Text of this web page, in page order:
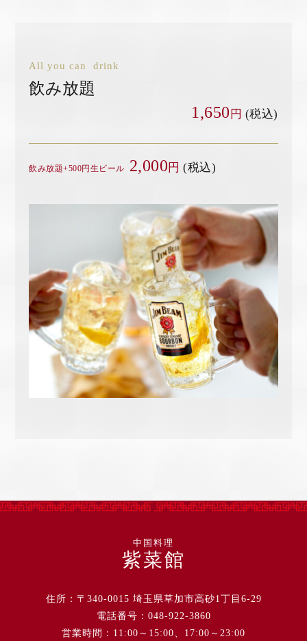
All you can drink
飲み放題
1,650 円 (税込)
飲み放題+500円生ビール 2,000 円 (税込)
中国料理
紫菜館
住所：〒340-0015 埼玉県草加市高砂1丁目6-29
電話番号：048-922-3860
営業時間：11:00～15:00、17:00～23:00